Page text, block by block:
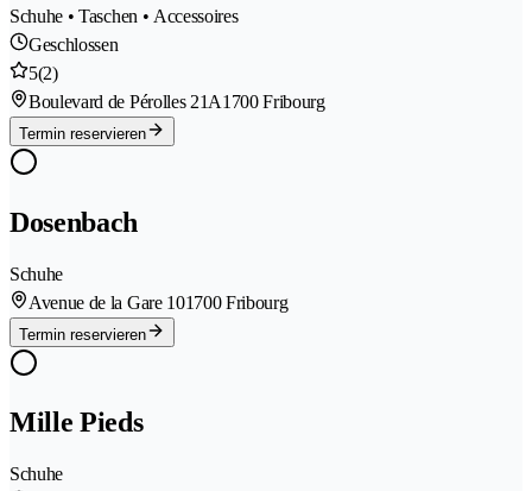
Schuhe • Taschen • Accessoires
Geschlossen
5(2)
Boulevard de Pérolles 21A1700 Fribourg
Termin reservieren
Dosenbach
Schuhe
Avenue de la Gare 101700 Fribourg
Termin reservieren
Mille Pieds
Schuhe